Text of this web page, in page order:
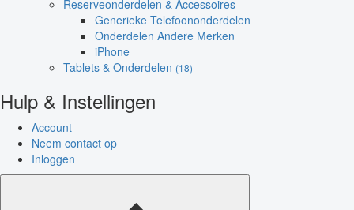
Reserveonderdelen & Accessoires
Generieke Telefoononderdelen
Onderdelen Andere Merken
iPhone
Tablets & Onderdelen (18)
Hulp & Instellingen
Account
Neem contact op
Inloggen